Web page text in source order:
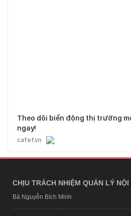
Theo dõi biến động thị trường
ngay!
cafef.vn
CHỊU TRÁCH NHIỆM QUẢN LÝ NỘI
Bà Nguyễn Bích Minh